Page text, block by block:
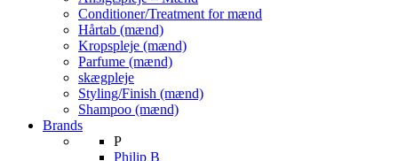
Conditioner/Treatment for mænd
Hårtab (mænd)
Kropspleje (mænd)
Parfume (mænd)
skægpleje
Styling/Finish (mænd)
Shampoo (mænd)
Brands
P
Philip B